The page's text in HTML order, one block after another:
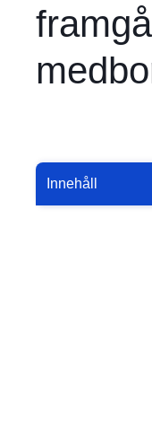
Innehåll